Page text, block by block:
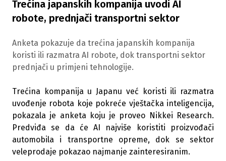
Trećina japanskih kompanija uvodi AI
robote, prednjači transportni sektor
Anketa pokazuje da trećina japanskih kompanija
koristi ili razmatra AI robote, dok transportni sektor
prednjači u primjeni tehnologije.
Trećina kompanija u Japanu već koristi ili razmatra
uvođenje robota koje pokreće vještačka inteligencija,
pokazala je anketa koju je proveo Nikkei Research.
Predviđa se da će AI najviše koristiti proizvođači
automobila i transportne opreme, dok se sektor
veleprodaje pokazao najmanje zainteresiranim.